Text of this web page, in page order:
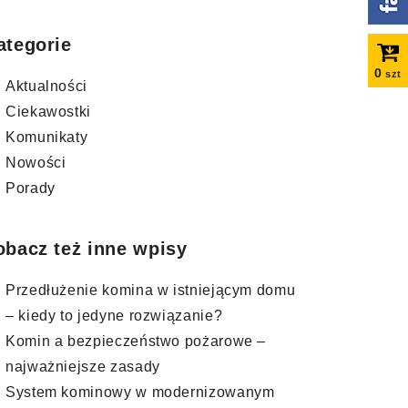
0 szt
Aktualności
Ciekawostki
Komunikaty
Nowości
Porady
też inne wpisy
Przedłużenie komina w istniejącym domu
– kiedy to jedyne rozwiązanie?
Komin a bezpieczeństwo pożarowe –
najważniejsze zasady
System kominowy w modernizowanym